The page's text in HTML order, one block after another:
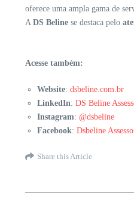
oferece uma ampla gama de
A DS Beline se destaca pelo
Acesse também:
Website: dsbeline.com.br
LinkedIn: DS Beline
Instagram: @dsbeline
Facebook: Dsbeline
Share this Article